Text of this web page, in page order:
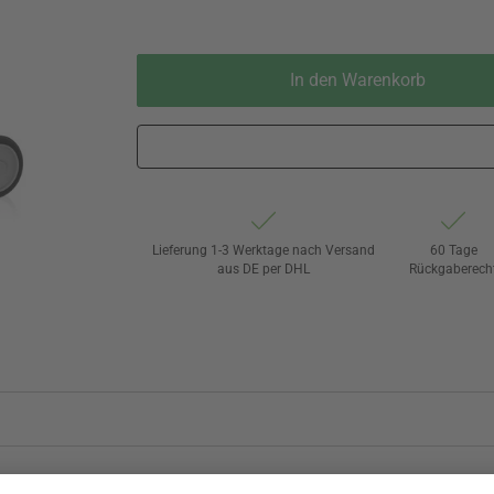
In den Warenkorb
Lieferung 1-3 Werktage nach Versand
aus DE per DHL
60 Tage